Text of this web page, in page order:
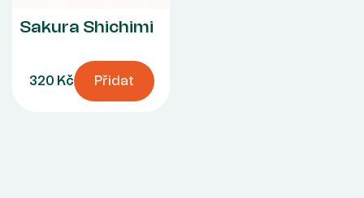
Sakura Shichimi
320 Kč Přidat